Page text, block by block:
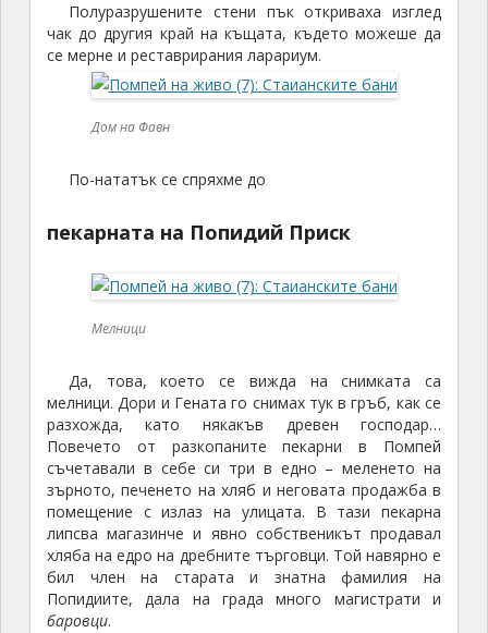
Полуразрушените стени пък откриваха изглед
чак до другия край на къщата, където можеше да
се мерне и реставрирания ларариум.
Дом на Фавн
По-нататък се спряхме до
пекарната на Попидий Приск
Мелници
Да, това, което се вижда на снимката са
мелници. Дори и Гената го снимах тук в гръб, как се
разхожда, като някакъв древен господар…
Повечето от разкопаните пекарни в Помпей
съчетавали в себе си три в едно – меленето на
зърното, печенето на хляб и неговата продажба в
помещение с излаз на улицата. В тази пекарна
липсва магазинче и явно собственикът продавал
хляба на едро на дребните търговци. Той навярно е
бил член на старата и знатна фамилия на
Попидиите, дала на града много магистрати и
баровци.